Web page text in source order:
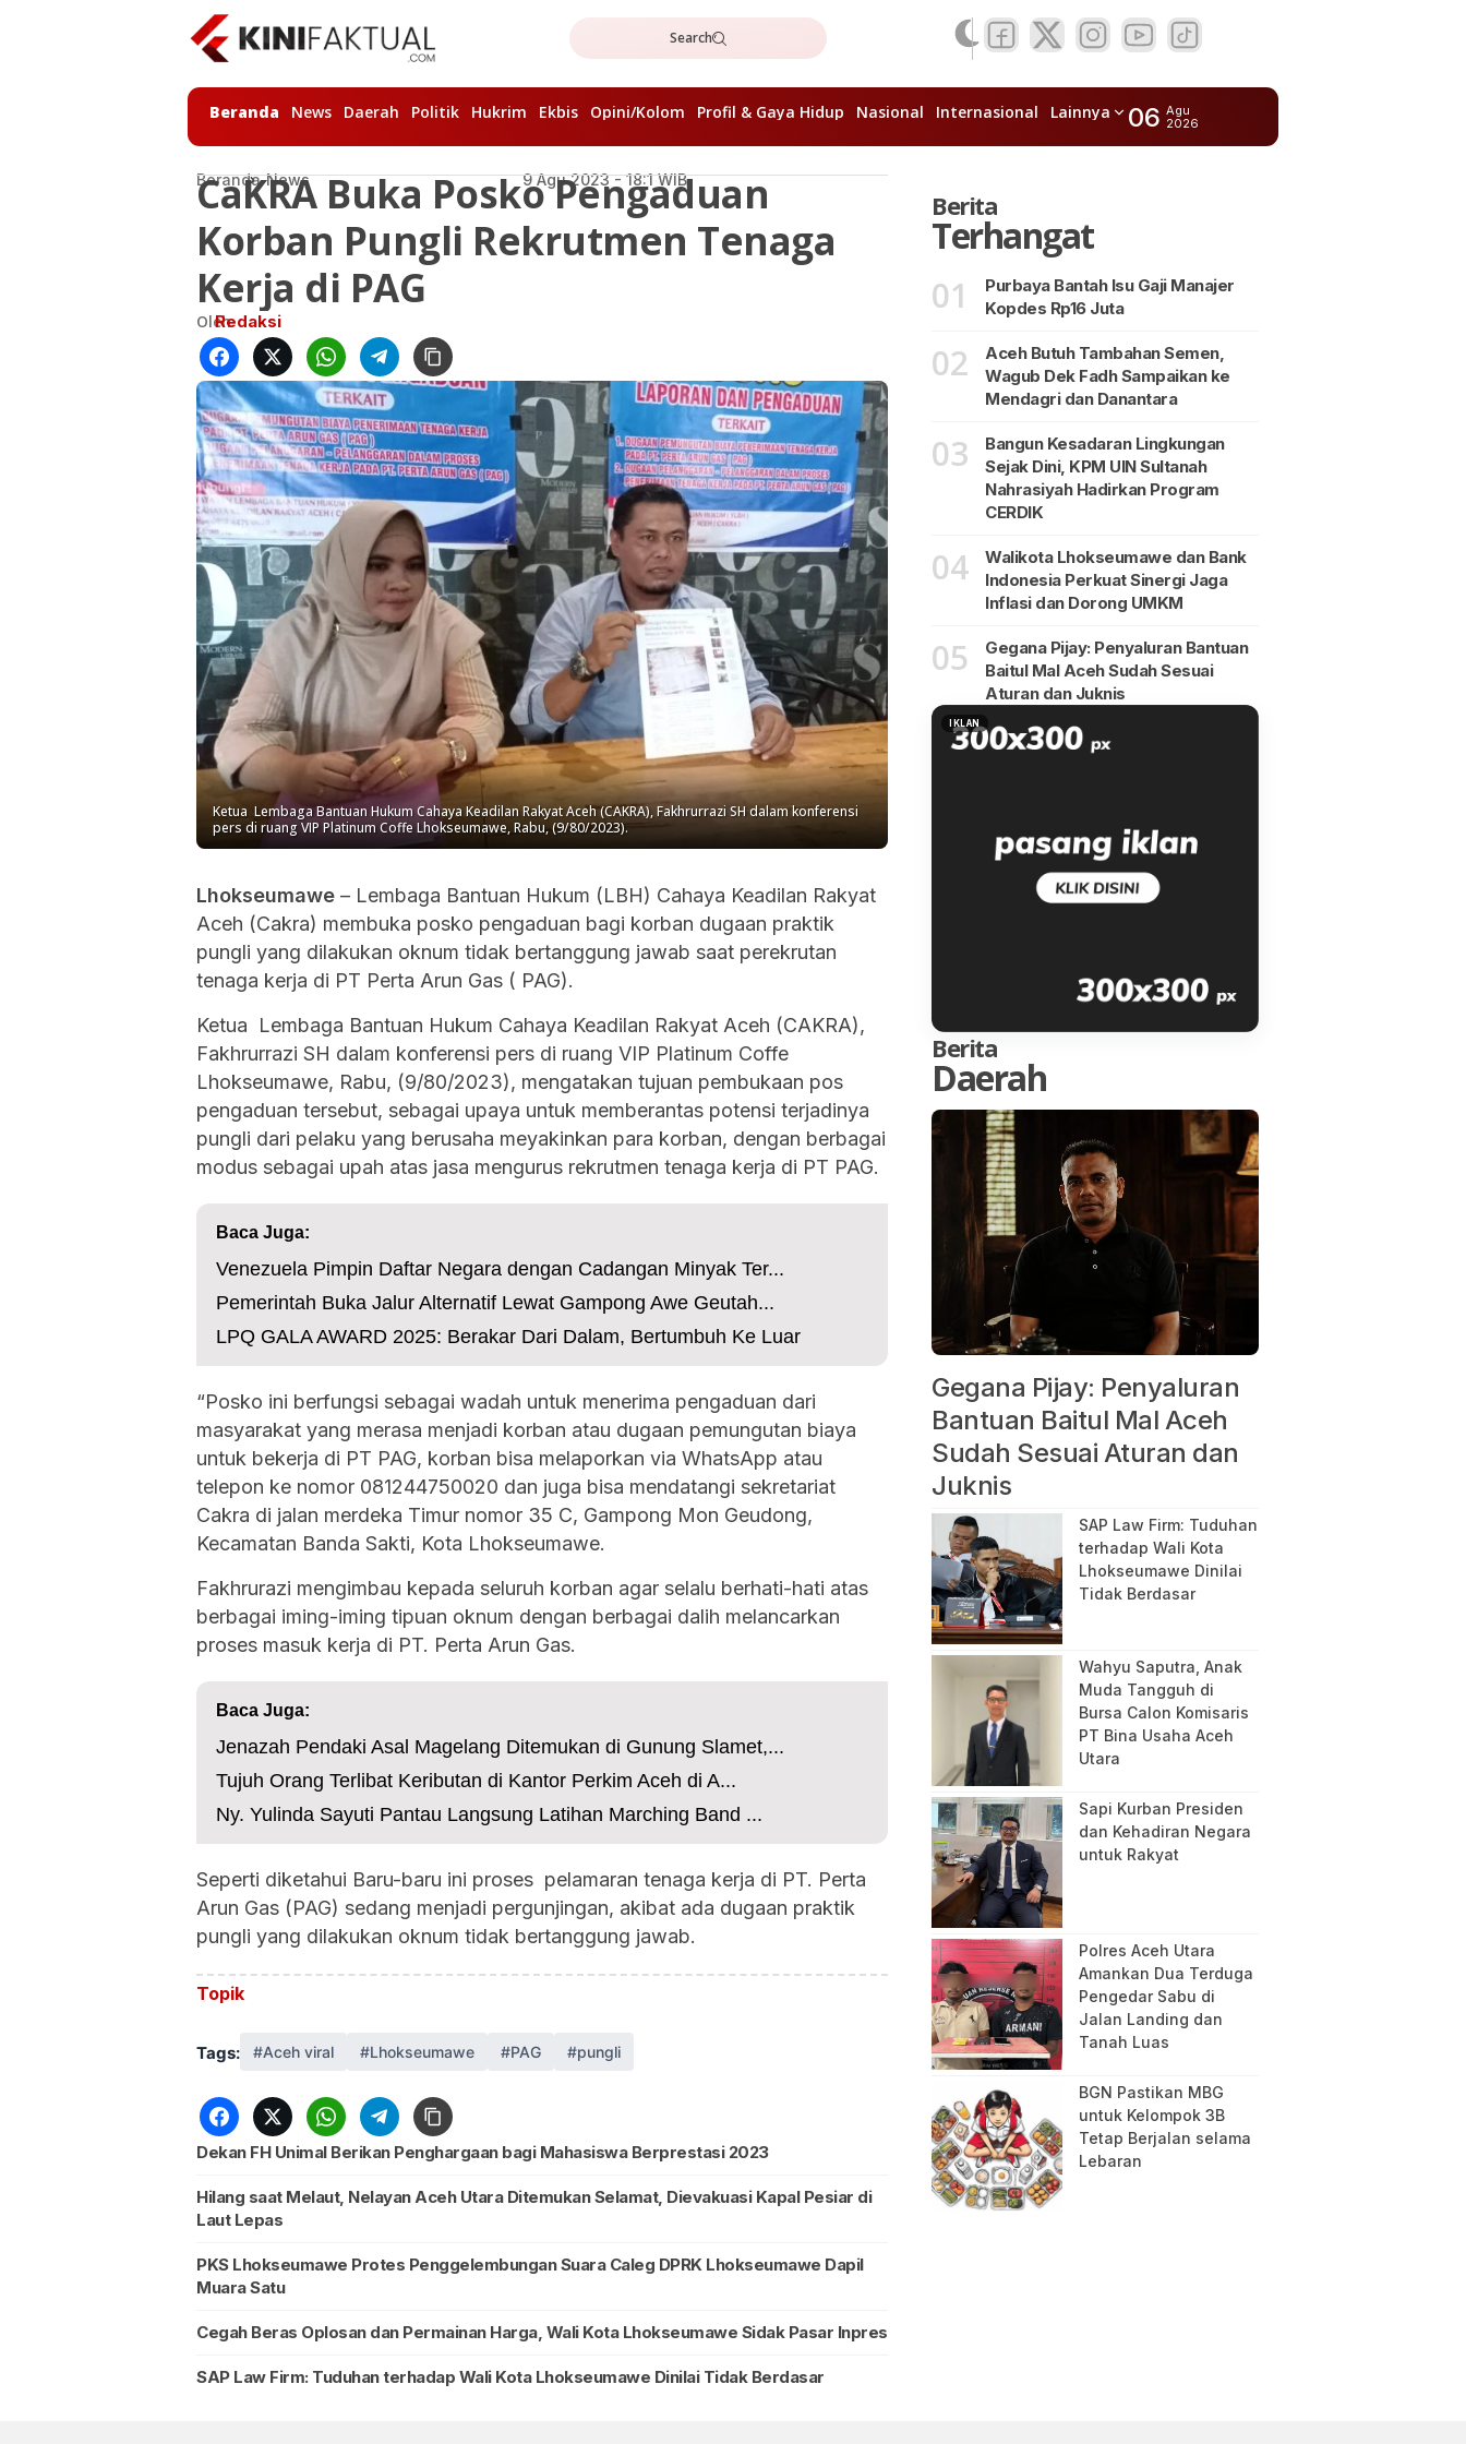
Search
Beranda News Daerah Politik Hukrim Ekbis Opini/Kolom Profil & Gaya Hidup Nasional Internasional Lainnya 06 Agu
2026
Beranda News 9 Agu 2023 - 18:1 WIB
CaKRA Buka Posko Pengaduan
Korban Pungli Rekrutmen Tenaga
Kerja di PAG
OlehRedaksi
Ketua Lembaga Bantuan Hukum Cahaya Keadilan Rakyat Aceh (CAKRA), Fakhrurrazi SH dalam konferensi
pers di ruang VIP Platinum Coffe Lhokseumawe, Rabu, (9/80/2023).
Lhokseumawe – Lembaga Bantuan Hukum (LBH) Cahaya Keadilan Rakyat
Aceh (Cakra) membuka posko pengaduan bagi korban dugaan praktik
pungli yang dilakukan oknum tidak bertanggung jawab saat perekrutan
tenaga kerja di PT Perta Arun Gas ( PAG).
Ketua Lembaga Bantuan Hukum Cahaya Keadilan Rakyat Aceh (CAKRA),
Fakhrurrazi SH dalam konferensi pers di ruang VIP Platinum Coffe
Lhokseumawe, Rabu, (9/80/2023), mengatakan tujuan pembukaan pos
pengaduan tersebut, sebagai upaya untuk memberantas potensi terjadinya
pungli dari pelaku yang berusaha meyakinkan para korban, dengan berbagai
modus sebagai upah atas jasa mengurus rekrutmen tenaga kerja di PT PAG.
Baca Juga:
Venezuela Pimpin Daftar Negara dengan Cadangan Minyak Ter...
Pemerintah Buka Jalur Alternatif Lewat Gampong Awe Geutah...
LPQ GALA AWARD 2025: Berakar Dari Dalam, Bertumbuh Ke Luar
“Posko ini berfungsi sebagai wadah untuk menerima pengaduan dari
masyarakat yang merasa menjadi korban atau dugaan pemungutan biaya
untuk bekerja di PT PAG, korban bisa melaporkan via WhatsApp atau
telepon ke nomor 081244750020 dan juga bisa mendatangi sekretariat
Cakra di jalan merdeka Timur nomor 35 C, Gampong Mon Geudong,
Kecamatan Banda Sakti, Kota Lhokseumawe.
Fakhrurazi mengimbau kepada seluruh korban agar selalu berhati-hati atas
berbagai iming-iming tipuan oknum dengan berbagai dalih melancarkan
proses masuk kerja di PT. Perta Arun Gas.
Baca Juga:
Jenazah Pendaki Asal Magelang Ditemukan di Gunung Slamet,...
Tujuh Orang Terlibat Keributan di Kantor Perkim Aceh di A...
Ny. Yulinda Sayuti Pantau Langsung Latihan Marching Band ...
Seperti diketahui Baru-baru ini proses pelamaran tenaga kerja di PT. Perta
Arun Gas (PAG) sedang menjadi pergunjingan, akibat ada dugaan praktik
pungli yang dilakukan oknum tidak bertanggung jawab.
Topik
Tags: #Aceh viral #Lhokseumawe #PAG #pungli
Dekan FH Unimal Berikan Penghargaan bagi Mahasiswa Berprestasi 2023
Hilang saat Melaut, Nelayan Aceh Utara Ditemukan Selamat, Dievakuasi Kapal Pesiar di
Laut Lepas
PKS Lhokseumawe Protes Penggelembungan Suara Caleg DPRK Lhokseumawe Dapil
Muara Satu
Cegah Beras Oplosan dan Permainan Harga, Wali Kota Lhokseumawe Sidak Pasar Inpres
SAP Law Firm: Tuduhan terhadap Wali Kota Lhokseumawe Dinilai Tidak Berdasar
Berita
Terhangat
01
Purbaya Bantah Isu Gaji Manajer
Kopdes Rp16 Juta
02
Aceh Butuh Tambahan Semen,
Wagub Dek Fadh Sampaikan ke
Mendagri dan Danantara
03
Bangun Kesadaran Lingkungan
Sejak Dini, KPM UIN Sultanah
Nahrasiyah Hadirkan Program
CERDIK
04
Walikota Lhokseumawe dan Bank
Indonesia Perkuat Sinergi Jaga
Inflasi dan Dorong UMKM
05
Gegana Pijay: Penyaluran Bantuan
Baitul Mal Aceh Sudah Sesuai
Aturan dan Juknis
IKLAN
Berita
Daerah
Gegana Pijay: Penyaluran
Bantuan Baitul Mal Aceh
Sudah Sesuai Aturan dan
Juknis
SAP Law Firm: Tuduhan
terhadap Wali Kota
Lhokseumawe Dinilai
Tidak Berdasar
Wahyu Saputra, Anak
Muda Tangguh di
Bursa Calon Komisaris
PT Bina Usaha Aceh
Utara
Sapi Kurban Presiden
dan Kehadiran Negara
untuk Rakyat
Polres Aceh Utara
Amankan Dua Terduga
Pengedar Sabu di
Jalan Landing dan
Tanah Luas
BGN Pastikan MBG
untuk Kelompok 3B
Tetap Berjalan selama
Lebaran